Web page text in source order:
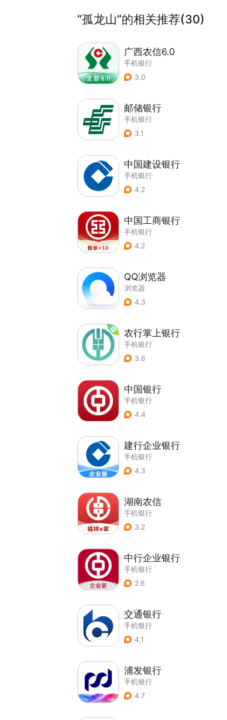
“孤龙山”的相关推荐(30)
广西农信6.0
手机银行
3.0
邮储银行
手机银行
3.1
中国建设银行
手机银行
4.2
中国工商银行
手机银行
4.2
QQ浏览器
浏览器
4.3
农行掌上银行
手机银行
3.6
中国银行
手机银行
4.4
建行企业银行
手机银行
4.3
湖南农信
手机银行
3.2
中行企业银行
手机银行
2.6
交通银行
手机银行
4.1
浦发银行
手机银行
4.7